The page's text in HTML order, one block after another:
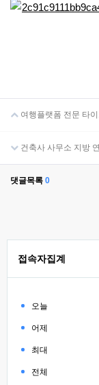
여행플랫폼 전문 타
건축사 사무소 지방
댓글목록 0
접속자집계
오늘
어제
최대
전체